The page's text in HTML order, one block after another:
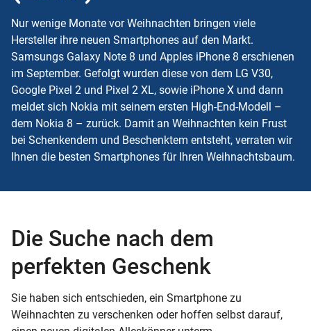
Nur wenige Monate vor Weihnachten bringen viele
Hersteller ihre neuen Smartphones auf den Markt.
Samsungs Galaxy Note 8 und Apples iPhone 8 erschienen
im September. Gefolgt wurden diese von dem LG V30,
Google Pixel 2 und Pixel 2 XL, sowie iPhone X und dann
meldet sich Nokia mit seinem ersten High-End-Modell –
dem Nokia 8 – zurück. Damit an Weihnachten kein Frust
bei Schenkendem und Beschenktem entsteht, verraten wir
Ihnen die besten Smartphones für Ihren Weihnachtsbaum.
Die Suche nach dem
perfekten Geschenk
Sie haben sich entschieden, ein Smartphone zu
Weihnachten zu verschenken oder hoffen selbst darauf,